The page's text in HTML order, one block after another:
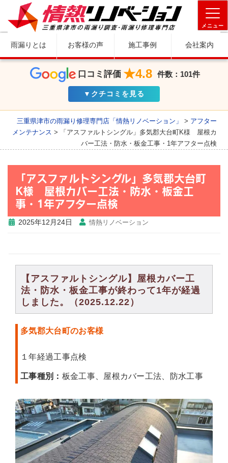
メニュー
雨漏りとは お客様の声 施工事例 会社案内
口コミ評価 ★4.8 件数：101件
▼クチコミを見る
三重県津市の雨漏り修理専門店「情熱リノベーション」 > アフター
メンテナンス >
「アスファルトシングル」多気郡大台町K様 屋根カ
バー工法・防水・板金工事・1年アフター点検
「アスファルトシングル」多気郡大台町
K様 屋根カバー工法・防水・板金工
事・1年アフター点検
2025年12月24日 情熱リノベーション
【アスファルトシングル】屋根カバー工
法・防水・板金工事が終わって1年が経過
しました。（2025.12.22）
多気郡大台町のお客様
１年経過工事点検
工事種別： 板金工事、屋根カバー工法、防水工事